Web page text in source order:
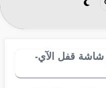
شاشة قفل الآي-